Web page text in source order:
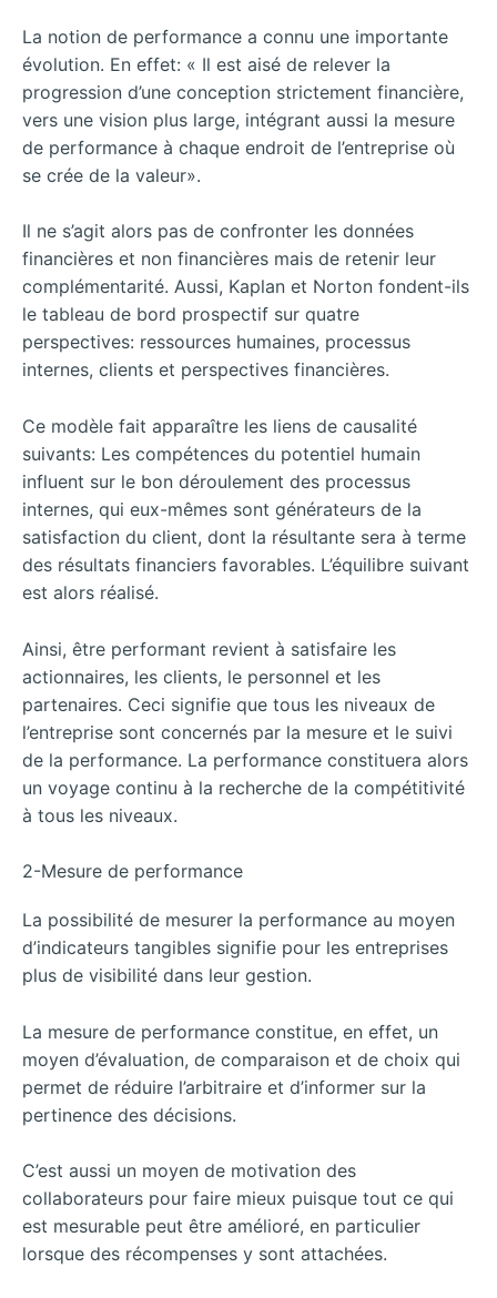
La notion de performance a connu une importante
évolution. En effet: « Il est aisé de relever la
progression d’une conception strictement financière,
vers une vision plus large, intégrant aussi la mesure
de performance à chaque endroit de l’entreprise où
se crée de la valeur».
Il ne s’agit alors pas de confronter les données
financières et non financières mais de retenir leur
complémentarité. Aussi, Kaplan et Norton fondent-ils
le tableau de bord prospectif sur quatre
perspectives: ressources humaines, processus
internes, clients et perspectives financières.
Ce modèle fait apparaître les liens de causalité
suivants: Les compétences du potentiel humain
influent sur le bon déroulement des processus
internes, qui eux-mêmes sont générateurs de la
satisfaction du client, dont la résultante sera à terme
des résultats financiers favorables. L’équilibre suivant
est alors réalisé.
Ainsi, être performant revient à satisfaire les
actionnaires, les clients, le personnel et les
partenaires. Ceci signifie que tous les niveaux de
l’entreprise sont concernés par la mesure et le suivi
de la performance. La performance constituera alors
un voyage continu à la recherche de la compétitivité
à tous les niveaux.
2-Mesure de performance
La possibilité de mesurer la performance au moyen
d’indicateurs tangibles signifie pour les entreprises
plus de visibilité dans leur gestion.
La mesure de performance constitue, en effet, un
moyen d’évaluation, de comparaison et de choix qui
permet de réduire l’arbitraire et d’informer sur la
pertinence des décisions.
C’est aussi un moyen de motivation des
collaborateurs pour faire mieux puisque tout ce qui
est mesurable peut être amélioré, en particulier
lorsque des récompenses y sont attachées.